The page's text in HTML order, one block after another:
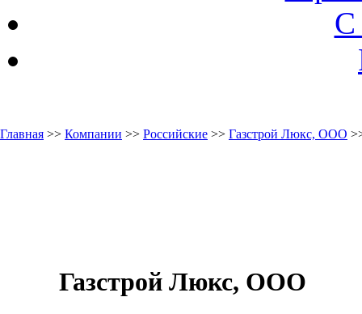
С
Главная >> Компании >> Российские >> Газстрой Люкс, ООО
Газстрой Люкс, ООО